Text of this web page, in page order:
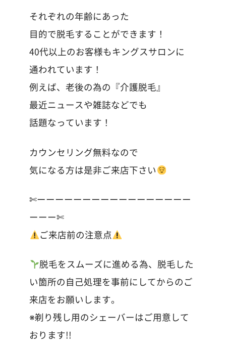
それぞれの年齢にあった
目的で脱毛することができます！
40代以上のお客様もキングスサロンに
通われています！
例えば、老後の為の『介護脱毛』
最近ニュースや雑誌などでも
話題なっています！
カウンセリング無料なので
気になる方は是非ご来店下さい
✄ーーーーーーーーーーーーーーーーー
ーーー✄
ご来店前の注意点
脱毛をスムーズに進める為、脱毛した
い箇所の自己処理を事前にしてからのご
来店をお願いします。
※剃り残し用のシェーバーはご用意して
おります!!